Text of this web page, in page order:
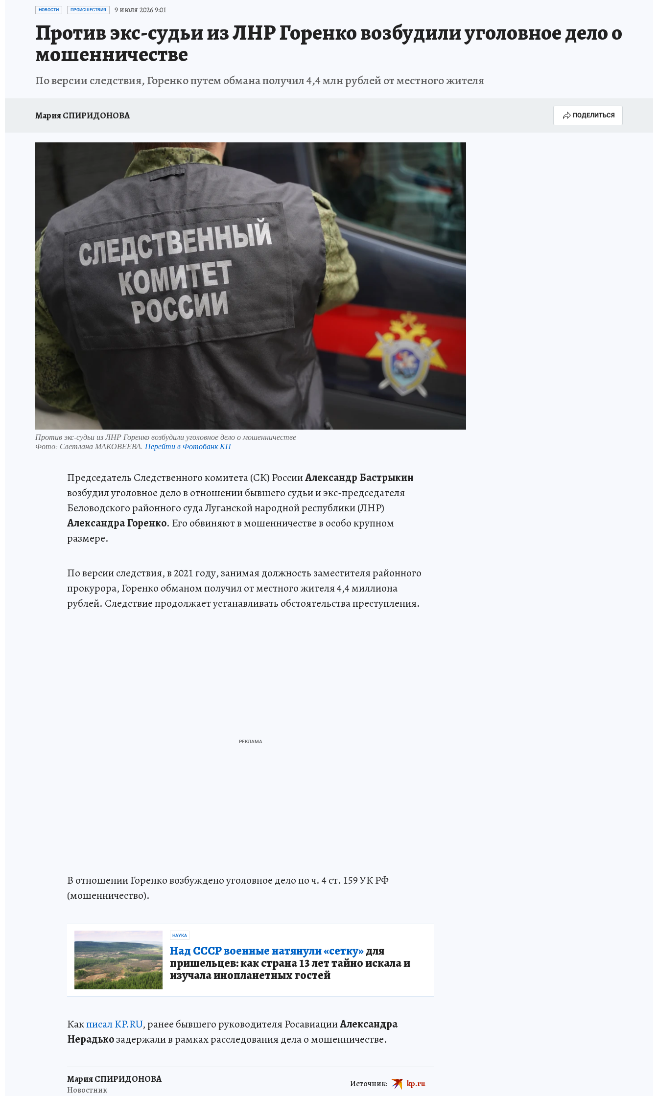
ИСПЫТАНО НА СЕБЕ
НОВОСТИ ПРОИСШЕСТВИЯ 9 июля 2026 9:01
Против экс-судьи из ЛНР Горенко возбудили уголовное дело о
мошенничестве
По версии следствия, Горенко путем обмана получил 4,4 млн рублей от местного жителя
Мария СПИРИДОНОВА ПОДЕЛИТЬСЯ
Против экс-судьи из ЛНР Горенко возбудили уголовное дело о мошенничестве
Фото: Светлана МАКОВЕЕВА. Перейти в Фотобанк КП
Председатель Следственного комитета (СК) РоссииАлександр Бастрыкин
возбудил уголовное дело в отношении бывшего судьи и экс-председателя
Беловодского районного суда Луганской народной республики (ЛНР)
Александра Горенко. Его обвиняют в мошенничестве в особо крупном
размере.
По версии следствия, в 2021 году, занимая должность заместителя районного
прокурора, Горенко обманом получил от местного жителя 4,4 миллиона
рублей. Следствие продолжает устанавливать обстоятельства преступления.
В отношении Горенко возбуждено уголовное дело по ч. 4 ст. 159 УК РФ
(мошенничество).
НАУКА
Над СССР военные натянули «сетку»для
пришельцев: как страна 13 лет тайно искала и
изучала инопланетных гостей
Какписал KP.RU, ранее бывшего руководителя РосавиацииАлександра
Нерадькозадержали в рамках расследования дела о мошенничестве.
Мария СПИРИДОНОВА
Новостник
Источник: kp.ru